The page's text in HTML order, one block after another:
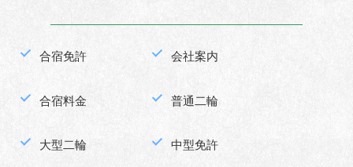
合宿免許 会社案内
合宿料金 普通二輪
大型二輪 中型免許